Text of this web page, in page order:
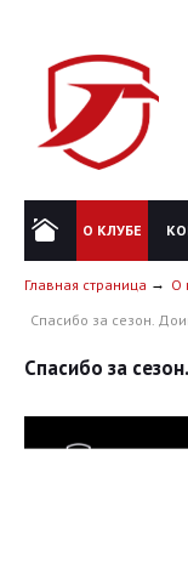
О КЛУБЕ
Главная страница О
Спасибо за сезон.
Спасибо за